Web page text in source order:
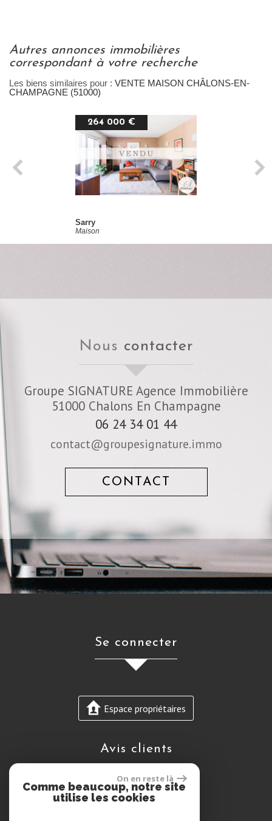
autres annonces immobilières
correspondant à votre recherche
Les biens similaires pour : VENTE MAISON CHÂLONS-EN-
CHAMPAGNE (51000)
264 000 €
Sarry
Maison
nous contacter
Groupe SIGNATURE Agence Immobilière
51000 Chalons En Champagne
06 24 34 01 44
contact@groupesignature.immo
CONTACT
se connecter
Espace propriétaires
avis clients
On en reste là
Comme beaucoup, notre site
utilise les cookies